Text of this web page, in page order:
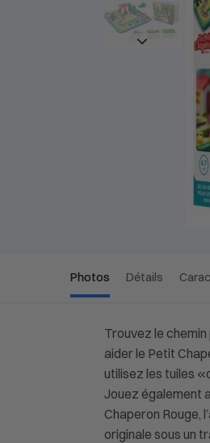
Photos Détails
Trouvez le
aider le Petit
utilisez les tuiles
Jouez également
Chaperon Rouge,
originale sous un